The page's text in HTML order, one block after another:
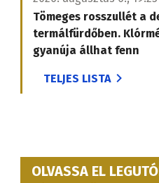
Tömeges rosszullét a
termálfürdőben.
gyanúja állhat fenn
TELJES LISTA
OLVASSA EL